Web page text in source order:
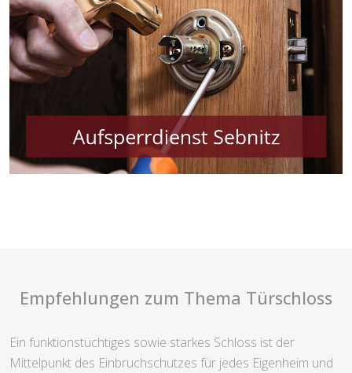
Empfehlungen zum Thema Türschloss
Ein funktionstüchtiges sowie starkes Schloss ist der
Mittelpunkt des Einbruchschutzes für jedes Eigenheim und